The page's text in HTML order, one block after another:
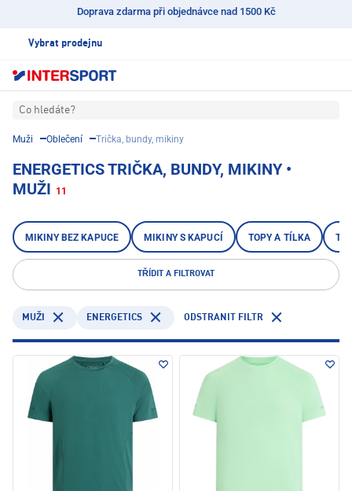
Doprava zdarma při objednávce nad 1500 Kč
Vybrat prodejnu
Co hledáte?
Muži Oblečení Trička, bundy, mikiny
ENERGETICS TRIČKA, BUNDY, MIKINY •
MUŽI 11
MIKINY BEZ KAPUCE MIKINY S KAPUCÍ TOPY A TÍLKA
TŘÍDIT A FILTROVAT
MUŽI ENERGETICS ODSTRANIT FILTR